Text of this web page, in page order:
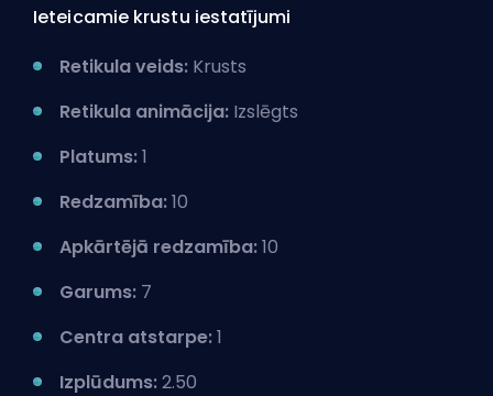
Ieteicamie krustu iestatījumi
Retikula veids: Krusts
Retikula animācija: Izslēgts
Platums:1
Redzamība:10
Apkārtējā redzamība:10
Garums: 7
Centra atstarpe:1
Izplūdums:2.50